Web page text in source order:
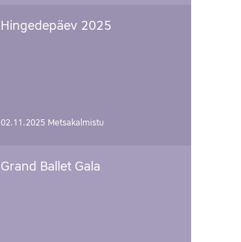
Hingedepäev 2025
02.11.2025 Metsakalmistu
Grand Ballet Gala